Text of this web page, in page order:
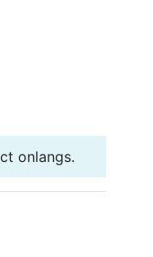
onlangs.